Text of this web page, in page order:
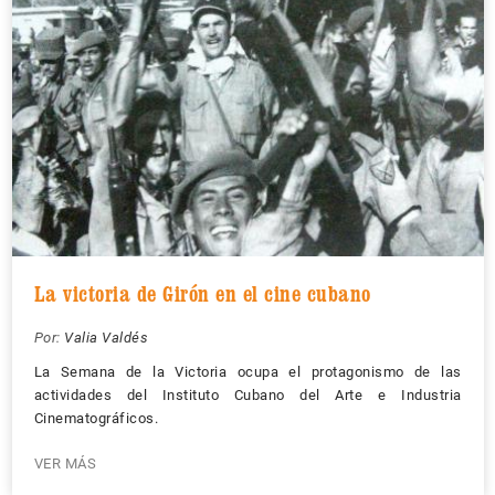
La victoria de Girón en el cine cubano
Por: Valia Valdés
La Semana de la Victoria ocupa el protagonismo de las
actividades del Instituto Cubano del Arte e Industria
Cinematográficos.
VER MÁS